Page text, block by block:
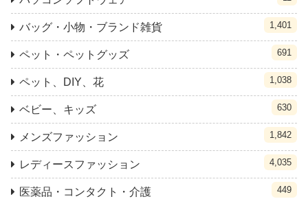
バッグ・小物・ブランド雑貨 1,401
ペット・ペットグッズ 691
ペット、DIY、花 1,038
ベビー、キッズ 630
メンズファッション 1,842
レディースファッション 4,035
医薬品・コンタクト・介護 449